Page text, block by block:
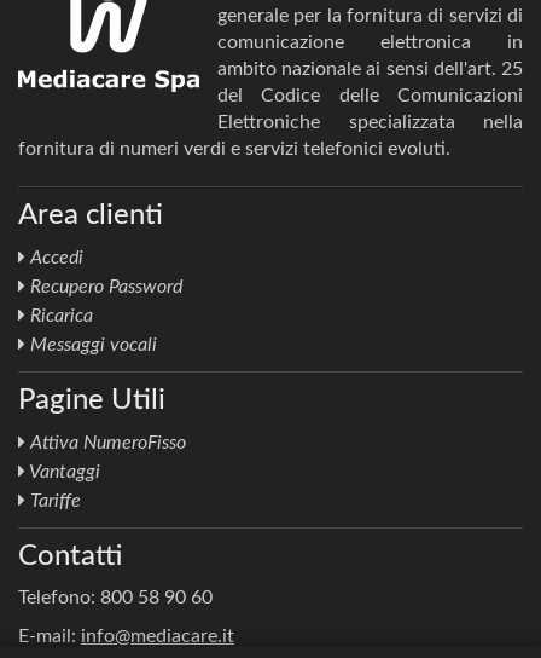
generale per la fornitura di servizi di
comunicazione elettronica in
ambito nazionale ai sensi dell'art. 25
del Codice delle Comunicazioni
Elettroniche specializzata nella
fornitura di numeri verdi e servizi telefonici evoluti.
Area clienti
Accedi
Recupero Password
Ricarica
Messaggi vocali
Pagine Utili
Attiva NumeroFisso
Vantaggi
Tariffe
Contatti
Telefono: 800 58 90 60
E-mail: info@mediacare.it